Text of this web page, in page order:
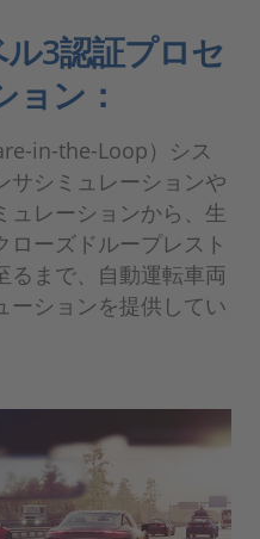
3認証プロセ
ョン：
in-the-Loop）シス
サシミュレーションや
ュレーションから、生
ーズドループレスト
るまで、自動運転車両
ーションを提供してい